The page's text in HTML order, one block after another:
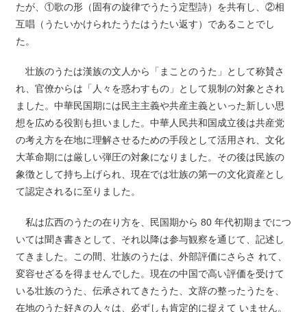
たが、①歌の形（固有の旋律でうたう定型詩）を共有し、②相
互唱（うたいかけられたうたはうたい返す）であることでし
た。
壮族のうたは漢族の文人から「まことのうた」として称賛さ
れ、官僚からは「人々を惑わすもの」として規制の対象とされ
ました。中華民国期には民主主義や共産主義といった新しい思
想を広める役割も担いました。中華人民共和国成立後は共産党
の考え方を在地に理解させるための手段として活用され、文化
大革命期には厳しい弾圧の対象になりました。その後は民族の
象徴として持ち上げられ、現在では壮族の第一の文化資産とし
て認定されるに至りました。
私は広西のうたの在り方を、民国期から 80 年代初期までにつ
いては聞き書きとして、それ以降は参与観察を通じて、記述し
てきました。この間、壮族のうたは、外部評価にさらさ れて、
変容せざるを得ませんでした。現在の中国で高い評価を受けて
いる壮族のうた、伝承されてきたうた、文辞の整ったうたを、
在地のうた好きの人々は、必ずしも肯定的に捉えて いません。